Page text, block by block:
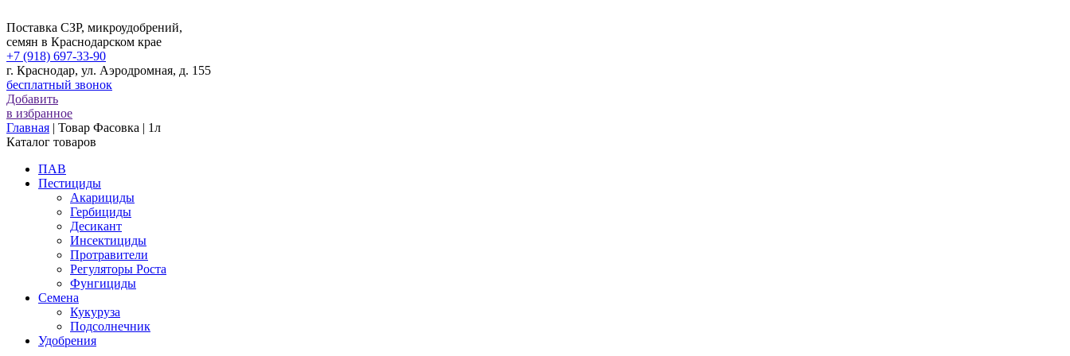
Поставка СЗР, микроудобрений,
семян в Краснодарском крае
+7 (918) 697-33-90
г. Краснодар, ул. Аэродромная, д. 155
бесплатный звонок
Добавить
в избранное
Главная | Товар Фасовка | 1л
Каталог товаров
ПАВ
Пестициды
Акарициды
Гербициды
Десикант
Инсектициды
Протравители
Регуляторы Роста
Фунгициды
Семена
Кукуруза
Подсолнечник
Удобрения